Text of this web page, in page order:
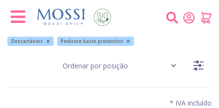
Descartáveis Pedicure basin protection
* IVA incluído